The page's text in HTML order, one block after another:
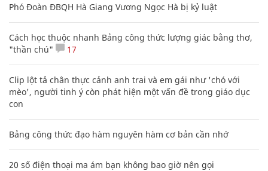
Phó Đoàn ĐBQH Hà Giang Vương Ngọc Hà bị kỷ luật
Cách học thuộc nhanh Bảng công thức lượng giác bằng thơ,
"thần chú"
17
Clip lột tả chân thực cảnh anh trai và em gái như 'chó với
mèo', người tinh ý còn phát hiện một vấn đề trong giáo dục
con
Bảng công thức đạo hàm nguyên hàm cơ bản cần nhớ
20 số điện thoại ma ám bạn không bao giờ nên gọi